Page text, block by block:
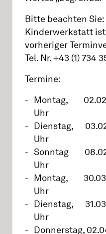
Bitte beachten
Kinderwerkstatt
vorheriger
Tel. Nr. +43 (1) 734
Termine:
Montag,
Uhr
Dienstag,
Uhr
Sonntag
Uhr
Montag,
Uhr
Dienstag,
Uhr
Donnerstag,